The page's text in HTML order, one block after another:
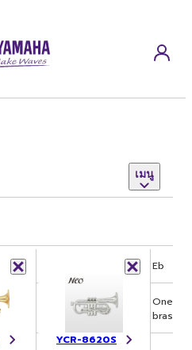
เมนู
YCR-8620S
Eb
One piece, Yellow
One
brass